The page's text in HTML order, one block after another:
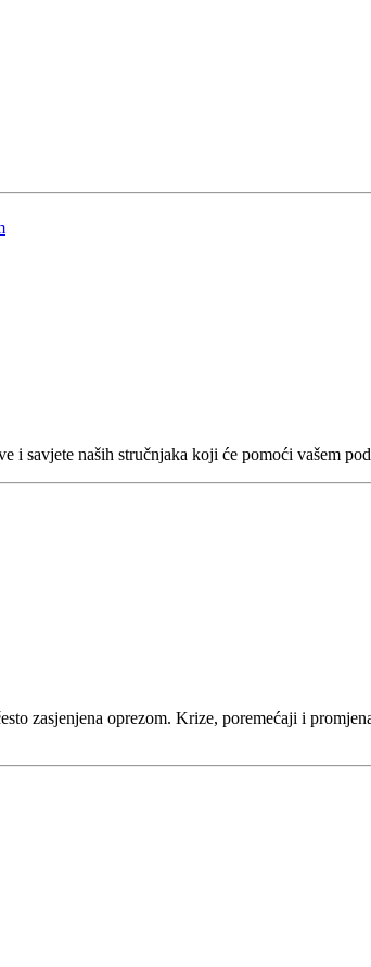
i savjete naših stručnjaka koji će pomoći vašem
zasjenjena oprezom. Krize, poremećaji i